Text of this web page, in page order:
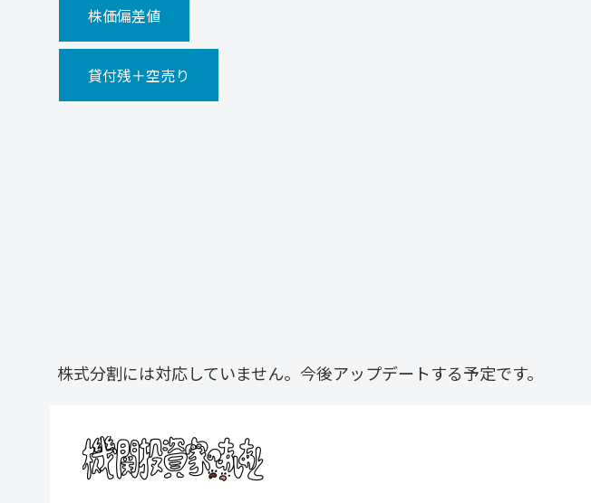
株価偏差値
貸付残＋空売り
株式分割には対応していません。今後アップデートする予定です。